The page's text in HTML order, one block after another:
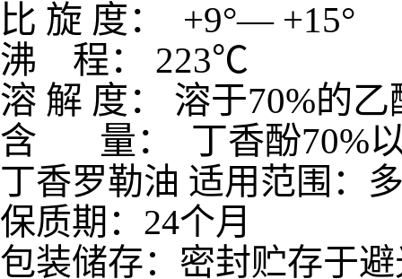
比 旋 度： +9°—+15°
沸
程： 223℃
溶 解 度： 溶于70%的乙
含
量： 丁香酚70%
丁香罗勒油 适用范围：
保质期：24个月
包装储存：密封贮存于